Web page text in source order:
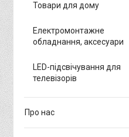
Товари для дому
Електромонтажне
обладнання, аксесуари
LED-підсвічування для
телевізорів
Про нас